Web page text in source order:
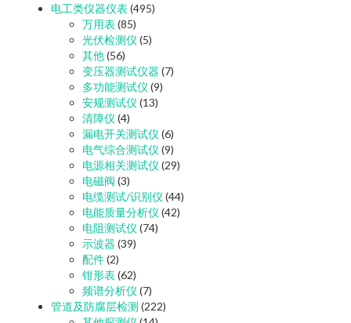
电工类仪器仪表(495)
万用表(85)
光伏检测仪 (5)
其他(56)
变压器测试仪器 (7)
多功能测试仪 (9)
安规测试仪 (13)
清障仪 (4)
漏电开关测试仪 (6)
电气综合测试仪 (9)
电源相关测试仪 (29)
电磁阀 (3)
电缆测试/识别仪 (44)
电能质量分析仪 (42)
电阻测试仪 (74)
示波器 (39)
配件(2)
钳形表(62)
频谱分析仪 (7)
管道及防腐层检测 (222)